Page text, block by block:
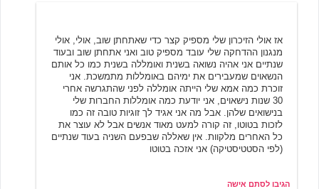
אז אולי הזיכרון שלי מספיק קצר כדי שאתחתן שוב, אולי, אולי
מנגנון ההדחקה שלי עובד מספיק טוב ואני אתחתן שוב ובעוד
שנתיים אני אהיה נשואה בשנית ואומללה בשנית כמו כל אותם
הנשאוים שמעבירים את ימיהם באומללות מתמשכת. אני
זוכרת כמה אמא שלי הייתה אומללה לפני שהתגרשה אחרי
30 שנות נישאוים, אני יודעת כמה אומללות החברות שלי
בנישואים שלהן. אבל מה אני אגיד לך זוגיות טובה זה כמו
לזכות בטוטו, זה קורה למעט מאוד אנשים אבל לא עוצר את
כל האחרים מלקוות. אין שאללה שבפעם השניה בעוד שנתיים
(לפי הסטטיסטיקה) אני אזכה בטוטו
הגיבו לסתם אישה